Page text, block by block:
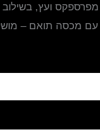
מפרספקס ועץ,
מכסה תואם – מושלם